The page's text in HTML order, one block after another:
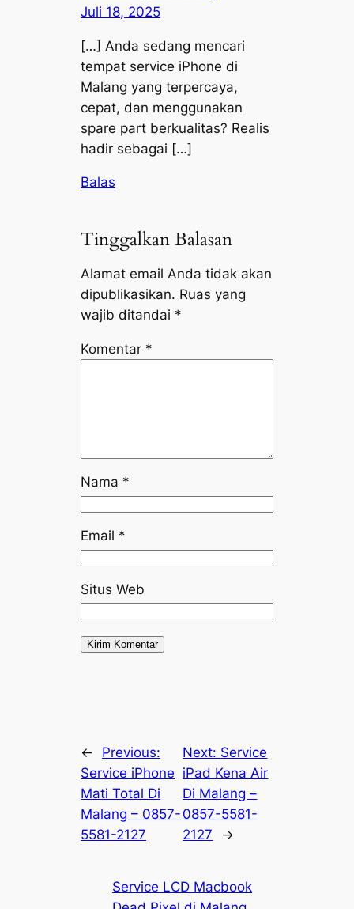
Juli 18, 2025
[…] Anda sedang mencari
tempat service iPhone di
Malang yang terpercaya,
cepat, dan menggunakan
spare part berkualitas? Realis
hadir sebagai […]
Balas
Tinggalkan Balasan
Alamat email Anda tidak akan
dipublikasikan. Ruas yang
wajib ditandai *
Komentar *
Nama *
Email *
Situs Web
←
Previous:
Service iPhone
Mati Total Di
Malang – 0857-
5581-2127
Next: Service
iPad Kena Air
Di Malang –
0857-5581-
2127
→
Service LCD Macbook